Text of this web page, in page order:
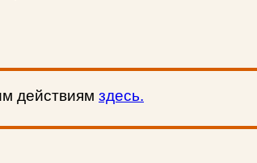
действиям здесь.